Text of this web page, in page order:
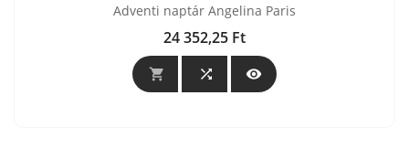
Adventi naptár Angelina Paris
Ár
24 352,25 Ft
  